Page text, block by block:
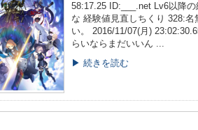
58:17.25 ID:___.net Lv6以降
な 経験値見直しちくり 328:
い。 2016/11/07(月)
らいならまだいいん ...
▶ 続きを読む